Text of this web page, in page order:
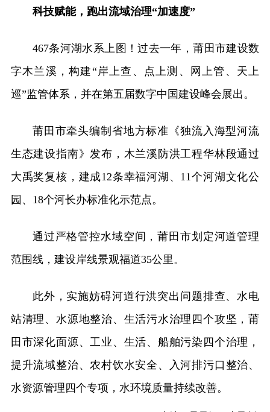
科技赋能，跑出流域治理“加速度”
467条河湖水系上图！过去一年，莆田市建设数
字木兰溪，构建“岸上查、点上测、网上管、天上
巡”监管体系，并在第五届数字中国建设峰会展出。
莆田市牵头编制省地方标准《独流入海型河流
生态建设指南》发布，木兰溪防洪工程华林段通过
大禹奖复核，建成12条幸福河湖、11个河湖文化公
园、18个河长办标准化示范点。
通过严格管控水域空间，莆田市划定河道管理
范围线，建设岸线景观福道35公里。
此外，实施妨碍河道行洪突出问题排查、水电
站清理、水源地整治、生活污水治理四个攻坚，莆
田市深化面源、工业、生活、船舶污染四个治理，
提升流域整治、农村饮水安全、入河排污口整治、
水资源管理四个专项，水环境质量持续改善。